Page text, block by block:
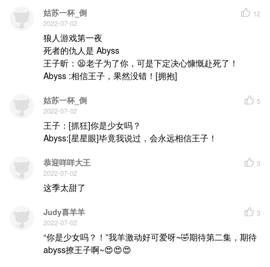
姑苏一杯_倒
2022-07-02
12
狼人游戏第一夜
死者的仇人是 Abyss
王子昕：😫老子为了你，可是下定决心慷慨赴死了！
Abyss :相信王子，果然没错！[拥抱]
姑苏一杯_倒
2022-07-02
5
王子：[抓狂]你是少女吗？
Abyss:[星星眼]毕竟我说过，会永远相信王子！
恭迎咩咩大王
2022-07-02
3
这季太甜了
Judy喜羊羊
2022-07-02
3
“你是少女吗？！”我羊激动好可爱呀~🤣期待第二集，期待
abyss撩王子啊~😍😍😍